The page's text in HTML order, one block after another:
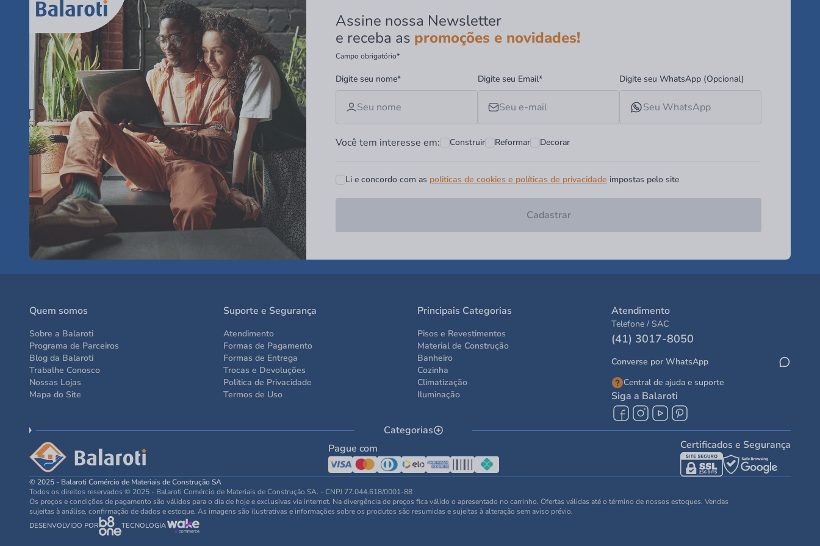
Assine nossa Newsletter
e receba as promoções e novidades!
Campo obrigatório*
Digite seu nome* Digite seu Email* Digite seu WhatsApp (Opcional)
Você tem interesse em: Construir Reformar Decorar
Li e concordo com as politicas de cookies e políticas de privacidade impostas pelo site
Cadastrar
Quem somos
Sobre a Balaroti
Programa de Parceiros
Blog da Balaroti
Trabalhe Conosco
Nossas Lojas
Mapa do Site
Suporte e Segurança
Atendimento
Formas de Pagamento
Formas de Entrega
Trocas e Devoluções
Politica de Privacidade
Termos de Uso
Principais Categorias
Pisos e Revestimentos
Material de Construção
Banheiro
Cozinha
Climatização
Iluminação
Atendimento
Telefone / SAC
(41) 3017-8050
Converse por WhatsApp
Central de ajuda e suporte
Siga a Balaroti
Categorias
Pague com
Certificados e Segurança
© 2025 - Balaroti Comércio de Materiais de Construção SA
Todos os direitos reservados © 2025 - Balaroti Comércio de Materiais de Construção SA. - CNPJ 77.044.618/0001-88
Os preços e condições de pagamento são válidos para o dia de hoje e exclusivas via internet. Na divergência de preços fica válido o apresentado no carrinho. Ofertas válidas até o término de nossos estoques. Vendas
sujeitas à análise, confirmação de dados e estoque. As imagens são ilustrativas e informações sobre os produtos são resumidas e sujeitas à alteração sem aviso prévio.
DESENVOLVIDO POR TECNOLOGIA